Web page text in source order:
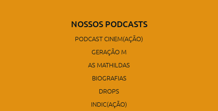
NOSSOS PODCASTS
PODCAST CINEM(AÇÃO)
GERAÇÃO M
AS MATHILDAS
BIOGRAFIAS
DROPS
INDIC(AÇÃO)